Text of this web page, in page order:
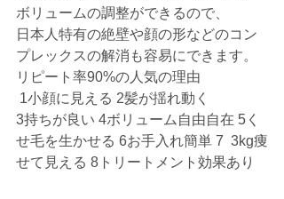
ボリュームの調整ができるので、
日本人特有の絶壁や顔の形などのコン
プレックスの解消も容易にできます。
リピート率90%の人気の理由
1小顔に見える 2髪が揺れ動く
3持ちが良い 4ボリューム自由自在 5く
せ毛を生かせる 6お手入れ簡単 7  3kg痩
せて見える 8トリートメント効果あり